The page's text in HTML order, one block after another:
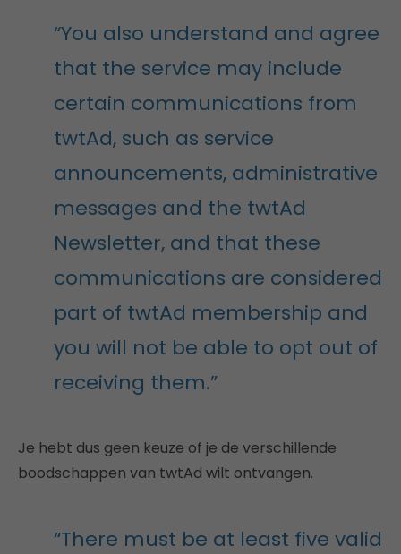
“You also understand and agree
that the service may include
certain communications from
twtAd, such as service
announcements, administrative
messages and the twtAd
Newsletter, and that these
communications are considered
part of twtAd membership and
you will not be able to opt out of
receiving them.”
Je hebt dus geen keuze of je de verschillende
boodschappen van twtAd wilt ontvangen.
“There must be at least five valid